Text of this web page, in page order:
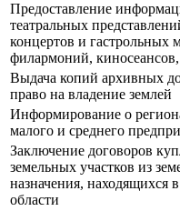
Предоставление
театральных
концертов и гастрольных
филармоний,
Выдача копий архивных
право на владение землей
Информирование о
малого и среднего
Заключение договоров
земельных участков из
назначения, находящихся
области